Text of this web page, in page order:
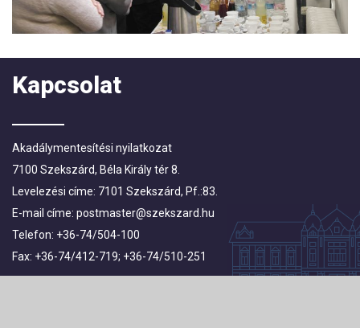
Kapcsolat
Akadálymentesítési nyilatkozat
7100 Szekszárd, Béla Király tér 8.
Levelezési címe: 7101 Szekszárd, Pf.:83.
E-mail címe: postmaster@szekszard.hu
Telefon: +36-74/504-100
Fax: +36-74/412-719; +36-74/510-251